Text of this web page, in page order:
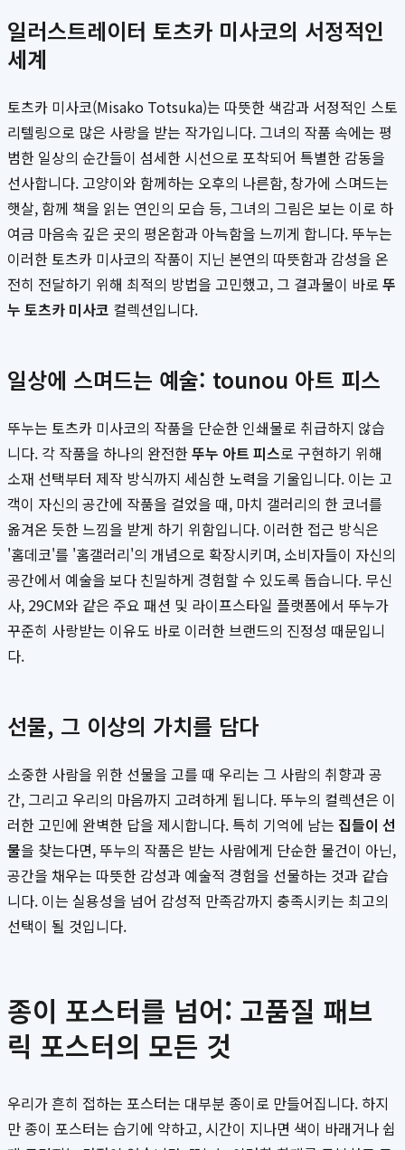
일러스트레이터 토츠카 미사코의 서정적인
세계
토츠카 미사코(Misako Totsuka)는 따뜻한 색감과 서정적인 스토
리텔링으로 많은 사랑을 받는 작가입니다. 그녀의 작품 속에는 평
범한 일상의 순간들이 섬세한 시선으로 포착되어 특별한 감동을
선사합니다. 고양이와 함께하는 오후의 나른함, 창가에 스며드는
햇살, 함께 책을 읽는 연인의 모습 등, 그녀의 그림은 보는 이로 하
여금 마음속 깊은 곳의 평온함과 아늑함을 느끼게 합니다. 뚜누는
이러한 토츠카 미사코의 작품이 지닌 본연의 따뜻함과 감성을 온
전히 전달하기 위해 최적의 방법을 고민했고, 그 결과물이 바로 뚜
누 토츠카 미사코 컬렉션입니다.
일상에 스며드는 예술: tounou 아트 피스
뚜누는 토츠카 미사코의 작품을 단순한 인쇄물로 취급하지 않습
니다. 각 작품을 하나의 완전한뚜누 아트 피스로 구현하기 위해
소재 선택부터 제작 방식까지 세심한 노력을 기울입니다. 이는 고
객이 자신의 공간에 작품을 걸었을 때, 마치 갤러리의 한 코너를
옮겨온 듯한 느낌을 받게 하기 위함입니다. 이러한 접근 방식은
'홈데코'를 '홈갤러리'의 개념으로 확장시키며, 소비자들이 자신의
공간에서 예술을 보다 친밀하게 경험할 수 있도록 돕습니다. 무신
사, 29CM와 같은 주요 패션 및 라이프스타일 플랫폼에서 뚜누가
꾸준히 사랑받는 이유도 바로 이러한 브랜드의 진정성 때문입니
다.
선물, 그 이상의 가치를 담다
소중한 사람을 위한 선물을 고를 때 우리는 그 사람의 취향과 공
간, 그리고 우리의 마음까지 고려하게 됩니다. 뚜누의 컬렉션은 이
러한 고민에 완벽한 답을 제시합니다. 특히 기억에 남는 집들이 선
물을 찾는다면, 뚜누의 작품은 받는 사람에게 단순한 물건이 아닌,
공간을 채우는 따뜻한 감성과 예술적 경험을 선물하는 것과 같습
니다. 이는 실용성을 넘어 감성적 만족감까지 충족시키는 최고의
선택이 될 것입니다.
종이 포스터를 넘어: 고품질 패브
릭 포스터의 모든 것
우리가 흔히 접하는 포스터는 대부분 종이로 만들어집니다. 하지
만 종이 포스터는 습기에 약하고, 시간이 지나면 색이 바래거나 쉽